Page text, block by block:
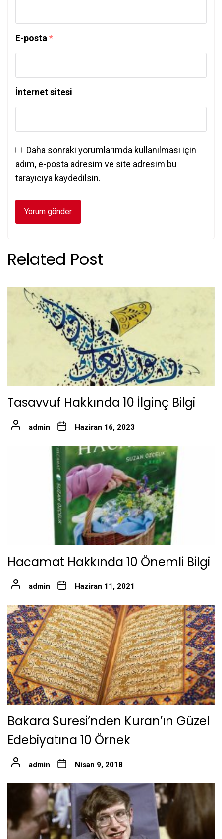
E-posta*
İnternet sitesi
Daha sonraki yorumlarımda kullanılması için
adım, e-posta adresim ve site adresim bu
tarayıcıya kaydedilsin.
Related Post
Tasavvuf Hakkında 10 İlginç Bilgi
admin Haziran 16, 2023
Hacamat Hakkında 10 Önemli Bilgi
admin Haziran 11, 2021
Bakara Suresi’nden Kuran’ın Güzel
Edebiyatına 10 Örnek
admin Nisan 9, 2018